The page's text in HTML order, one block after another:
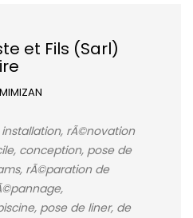
et Fils (Sarl)
rÃ©novation
conception, pose de
rÃ©paration de
pose de liner, de